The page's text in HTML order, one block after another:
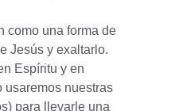
como una forma de
Jesús y exaltarlo.
Espíritu y en
usaremos nuestras
para llevarle una